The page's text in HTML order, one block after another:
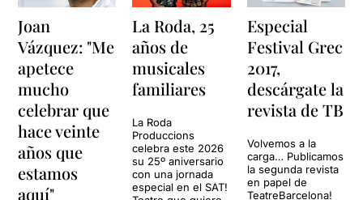
Joan
Vázquez: "Me
apetece
mucho
celebrar que
hace veinte
años que
estamos
aquí"
La Roda, 25
años de
musicales
familiares
La Roda
Produccions
celebra este 2026
su 25º aniversario
con una jornada
especial en el SAT!
Especial
Festival Grec
2017,
descárgate la
revista de TB
Volvemos a la
carga… Publicamos
la segunda revista
en papel de
TeatreBarcelona!